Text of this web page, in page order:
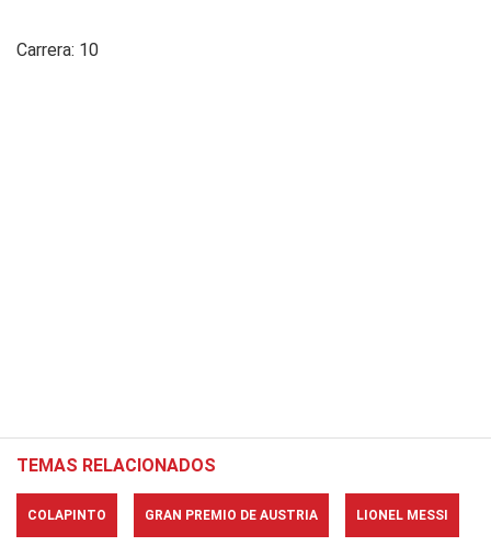
Carrera: 10
TEMAS RELACIONADOS
COLAPINTO GRAN PREMIO DE AUSTRIA LIONEL MESSI